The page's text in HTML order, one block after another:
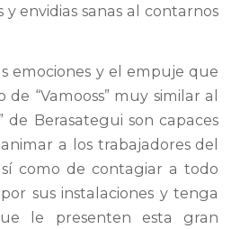
y envidias sanas al contarnos
emociones y el empuje que
“Vamooss” muy similar al
de Berasategui son capaces
a los trabajadores del
como de contagiar a todo
sus instalaciones y tenga
le presenten esta gran